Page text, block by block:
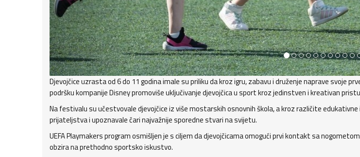
Djevojčice uzrasta od 6 do 11 godina imale su priliku da kroz igru, zabavu i druženje naprave svoje
podršku kompanije Disney promoviše uključivanje djevojčica u sport kroz jedinstven i kreativan
Na festivalu su učestvovale djevojčice iz više mostarskih osnovnih škola, a kroz različite
prijateljstva i upoznavale čari najvažnije sporedne stvari na svijetu.
UEFA Playmakers program osmišljen je s ciljem da djevojčicama omogući prvi kontakt sa
obzira na prethodno sportsko iskustvo.